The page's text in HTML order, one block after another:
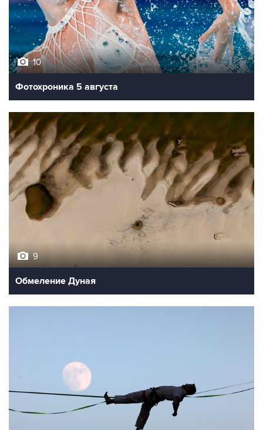
10
Фотохроника 5 августа
9
Обмеление Дуная